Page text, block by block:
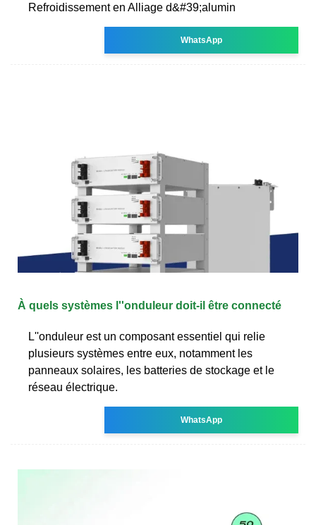
Refroidissement en Alliage d&#39;alumin
WhatsApp
À quels systèmes l''onduleur doit-il être connecté
L''onduleur est un composant essentiel qui relie
plusieurs systèmes entre eux, notamment les
panneaux solaires, les batteries de stockage et le
réseau électrique.
WhatsApp